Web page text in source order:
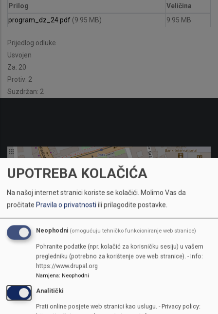
Prilog
Veličina
program_dz_24.pdf (9.95 MB) 9.95 MB
Prijedlog odluke
Usvojen
Za: 20
Protiv: 2
Suzdržan: 2
KONTAKTI
UPOTREBA KOLAČIĆA
Na našoj internet stranici koriste se kolačići. Molimo Vas da
pročitate Pravila o privatnostiili prilagodite postavke.
Neophodni (omogućuju tehničko funkcioniranje web stranice)
Pohranite podatke (npr. kolačić za korisničku sesiju) u vašem
pregledniku (potrebno za korištenje ove web stranice). - Info:
https://www.drupal.org
Namjena: Neophodni
Analitički
Prati online posjete web stranici kao uslugu. - Privacy policy: